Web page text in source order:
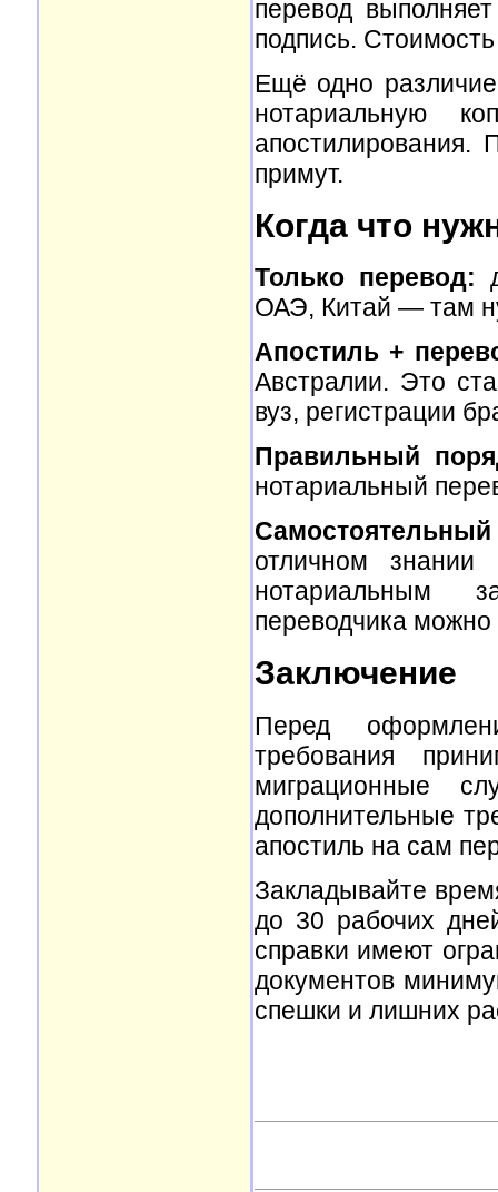
перевод
подпись.
Ещё одно
нотариальную
апостилирования.
примут.
Когда что
Только перевод:
ОАЭ, Китай — там
Апостиль +
Австралии. Это
вуз, регистрации
Правильный
нотариальный
отличном
нотариальным
переводчика
Заключение
Перед
требования
миграционные
дополнительные
апостиль на сам
Закладывайте
до 30 рабочих
справки имеют
документов
спешки и лишних